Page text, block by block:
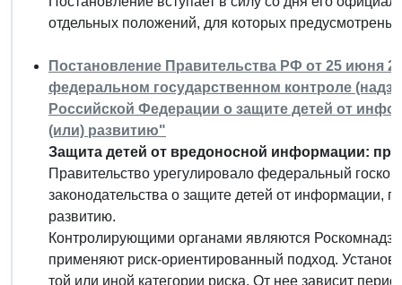
отдельных положений, для которых
Постановление Правительства РФ от 25 июня
федеральном государственном контроле
Российской Федерации о защите детей от
(или) развитию"
Защита детей от вредоносной информации:
Правительство урегулировало федеральный
законодательства о защите детей от информации,
развитию.
Контролирующими органами являются
применяют риск-ориентированный подход.
той или иной категории риска. От нее зависит